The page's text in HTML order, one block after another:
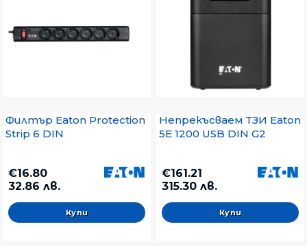
Филтър Eaton Protection
Strip 6 DIN
€16.80
32.86 лв.
Непрекъсваем ТЗИ Eaton
5E 1200 USB DIN G2
€161.21
315.30 лв.